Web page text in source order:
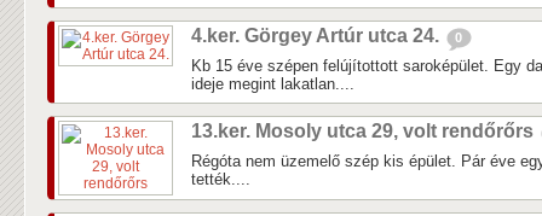
4.ker. Görgey Artúr utca 24. 0
Kb 15 éve szépen felújítottott saroképület. Egy
ideje megint lakatlan....
13.ker. Mosoly utca 29, volt rendőrőrs
Régóta nem üzemelő szép kis épület. Pár éve
tették....